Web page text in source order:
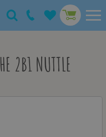
2В1 NUTTLE